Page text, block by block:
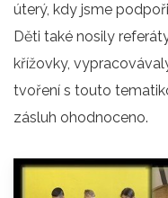
úterý, kdy jsme
Děti také nosily
křížovky,
tvoření s touto
zásluh ohodnoceno.